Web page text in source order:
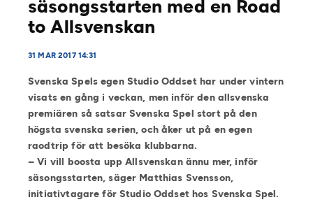
säsongsstarten med en Road
to Allsvenskan
31 MAR 2017 14:31
Svenska Spels egen Studio Oddset har under vintern
visats en gång i veckan, men inför den allsvenska
premiären så satsar Svenska Spel stort på den
högsta svenska serien, och åker ut på en egen
raodtrip för att besöka klubbarna.
– Vi vill boosta upp Allsvenskan ännu mer, inför
säsongsstarten, säger Matthias Svensson,
initiativtagare för Studio Oddset hos Svenska Spel.